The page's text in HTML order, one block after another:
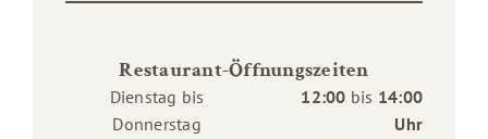
Restaurant-Öffnungszeiten
Dienstag bis
Donnerstag
12:00 bis 14:00
Uhr